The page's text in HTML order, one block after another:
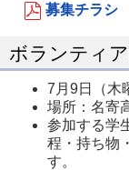
募集チラシ
ボランティ
7月9日（木
場所：名寄
参加する学
程・持ち物
す。